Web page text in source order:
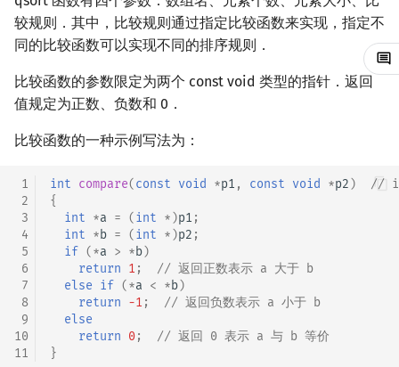
致谢 CLion
Geany
Sublime Text
Code::Blocks
Testlib
Polygon
OJ 工具
LaTeX 入门
Git
pb_ds
编译优化
Java 进阶
外部链接
参考资料与注释
回溯法
Dancing Links
Alpha–Beta 剪枝
优化
数位 DP
插头 DP
计数 DP
动态 DP
概率 DP
DP 套 DP
DP 优化
其它 DP 方法
Z 函数（扩展 KMP）
AC 自动机
后缀数组 (SA)
后缀自动机 (SAM)
后缀平衡树
广义后缀自动机
后缀树
Manacher
回文树
弧度制与坐标系
复数
数论
费马小定理 & 欧拉定理
模逆元
升幂引理
卢卡斯定理
同余方程
多项式与生成函数
多项式初等函数
常系数齐次线性递推
Lagrange 反演
普通生成函数
指数生成函数
组合数学
伯努利数
Entringer Number
范德蒙德卷积
图论计数
线性代数
线性映射
特征多项式
线性规划
抽象代数
概率论
单调栈
单调队列
ST 表
树状数组
线段树
划分树
二叉搜索树 & 平衡树
红黑树
左偏红黑树
跳表
可持久化数据结构
树分治
动态树分治
树上随机游走
最短路问题
生成树问题
斯坦纳树
拆点
连通性相关
环计数问题
最小环
2-SAT
欧拉图
旋转卡壳
半平面交
平面最近点对
随机增量法
反演变换
计算几何杂项
计算理论基础
字节顺序
约瑟夫问题
表达式求值
在一台机器上规划任务
主元素问题
Garsia–Wachs 算法
15-puzzle
Kahan 求和
较规则．其中，比较规则通过指定比较函数来实现，指定不
同的比较函数可以实现不同的排序规则．
比较函数的参数限定为两个 const void 类型的指针．返回
值规定为正数、负数和 0．
比较函数的一种示例写法为：
1
2
3
4
5
6
7
8
9
10
11
int compare(const void *p1 , const void *p2)
//
{
int *a = (int *)p1 ;
int *b = (int *)p2 ;
if (*a > *b)
return 1 ;
// 返回正数表示 a 大于 b
else if (*a < *b)
return -1 ;
// 返回负数表示 a 小于 b
else
return 0;
// 返回 0 表示 a 与 b 等价
}